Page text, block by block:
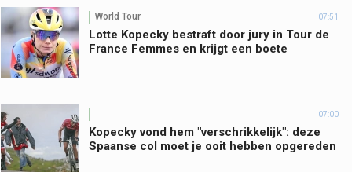
World Tour 07:51
Lotte Kopecky bestraft door jury in Tour de
France Femmes en krijgt een boete
07:00
Kopecky vond hem "verschrikkelijk": deze
Spaanse col moet je ooit hebben opgereden